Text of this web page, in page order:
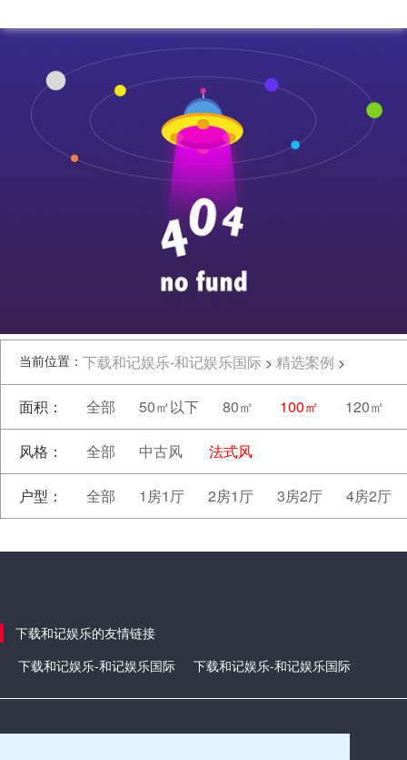
当前位置： 下载和记娱乐-和记娱乐国际 > 精选案例 >
面积： 全部 50㎡以下 80㎡ 100㎡ 120㎡
风格： 全部 中古风 法式风
户型： 全部 1房1厅 2房1厅 3房2厅 4房2厅
下载和记娱乐的友情链接
下载和记娱乐-和记娱乐国际
下载和记娱乐-和记娱乐国际